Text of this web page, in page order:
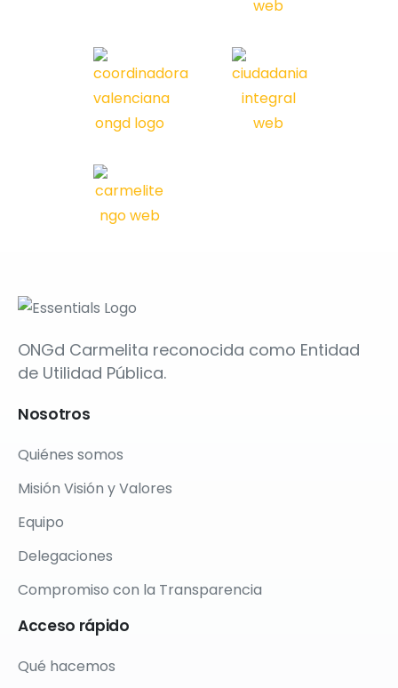
ONGd Carmelita reconocida como Entidad
de Utilidad Pública.
Nosotros
Quiénes somos
Misión Visión y Valores
Equipo
Delegaciones
Compromiso con la Transparencia
Acceso rápido
Qué hacemos